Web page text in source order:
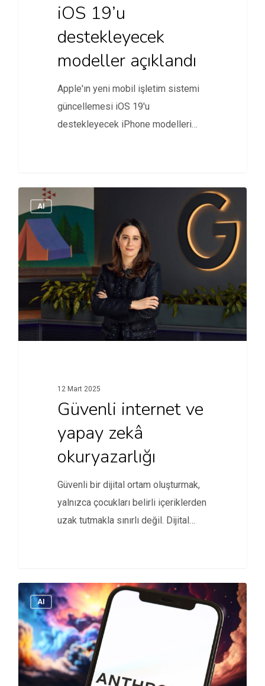
iOS 19’u
destekleyecek
modeller açıklandı
Apple'ın yeni mobil işletim sistemi
güncellemesi iOS 19'u
destekleyecek iPhone modelleri
AI
12 Mart 2025
Güvenli internet ve
yapay zekâ
okuryazarlığı
Güvenli bir dijital ortam oluşturmak,
yalnızca çocukları belirli içeriklerden
uzak tutmakla sınırlı değil. Dijital
AI